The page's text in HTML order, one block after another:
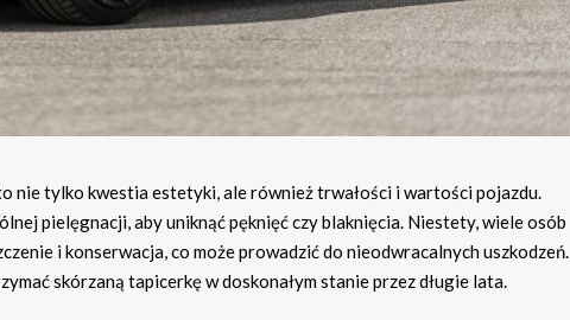
nie tylko kwestia estetyki, ale również trwałości i wartości pojazdu.
pielęgnacji, aby uniknąć pęknięć czy blaknięcia. Niestety, wiele osób
i konserwacja, co może prowadzić do nieodwracalnych uszkodzeń.
skórzaną tapicerkę w doskonałym stanie przez długie lata.